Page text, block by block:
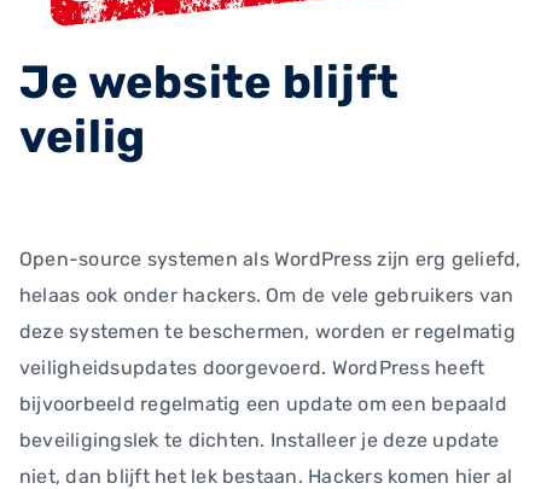
Je website blijft
veilig
Open-source systemen als WordPress zijn erg geliefd,
helaas ook onder hackers. Om de vele gebruikers van
deze systemen te beschermen, worden er regelmatig
veiligheidsupdates doorgevoerd. WordPress heeft
bijvoorbeeld regelmatig een update om een bepaald
beveiligingslek te dichten. Installeer je deze update
niet, dan blijft het lek bestaan. Hackers komen hier al